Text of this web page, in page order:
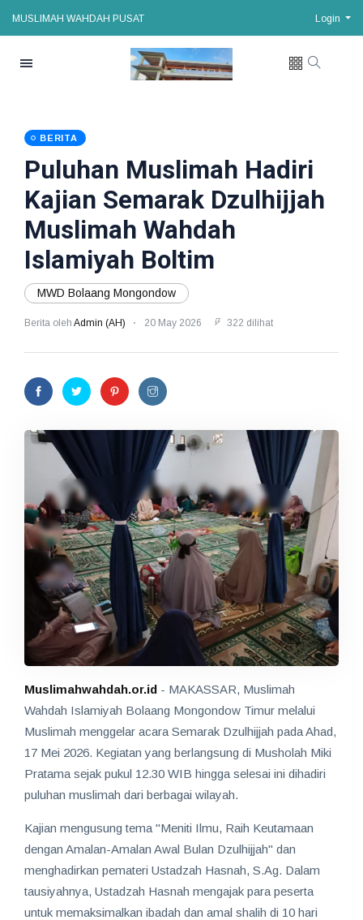
MUSLIMAH WAHDAH PUSAT Login
BERITA
Puluhan Muslimah Hadiri
Kajian Semarak Dzulhijjah
Muslimah Wahdah
Islamiyah Boltim
MWD Bolaang Mongondow
Berita oleh Admin (AH) 20 May 2026 322 dilihat
Muslimahwahdah.or.id - MAKASSAR, Muslimah
Wahdah Islamiyah Bolaang Mongondow Timur melalui
Muslimah menggelar acara Semarak Dzulhijjah pada Ahad,
17 Mei 2026. Kegiatan yang berlangsung di Musholah Miki
Pratama sejak pukul 12.30 WIB hingga selesai ini dihadiri
puluhan muslimah dari berbagai wilayah.
Kajian mengusung tema "Meniti Ilmu, Raih Keutamaan
dengan Amalan-Amalan Awal Bulan Dzulhijjah" dan
menghadirkan pemateri Ustadzah Hasnah, S.Ag. Dalam
tausiyahnya, Ustadzah Hasnah mengajak para peserta
untuk memaksimalkan ibadah dan amal shalih di 10 hari